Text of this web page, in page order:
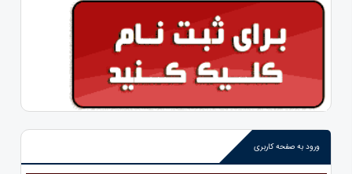
ورود به صفحه کاربری